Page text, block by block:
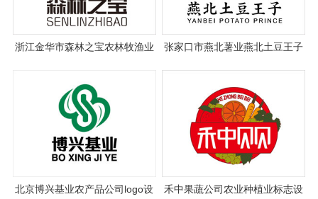
浙江金华市森林之宝农林牧渔业
张家口市燕北薯业燕北土豆王子
北京博兴基业农产品公司logo设
禾中果蔬公司农业种植业标志设